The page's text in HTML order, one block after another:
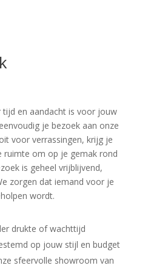
en aandacht is voor jouw
je bezoek aan onze
voor verrassingen, krijg je
ruimte om op je gemak rond
is geheel vrijblijvend,
zorgen dat iemand voor je
wordt.
drukte of wachttijd
op jouw stijl en budget
sfeervolle showroom van